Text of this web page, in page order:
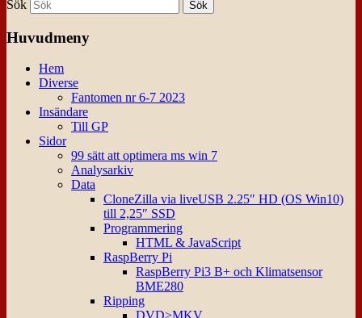
Sök
Huvudmeny
Hem
Diverse
Fantomen nr 6-7 2023
Insändare
Till GP
Sidor
99 sätt att optimera ms win 7
Analysarkiv
Data
CloneZilla via liveUSB 2.25″ HD (OS Win10)
till 2,25″ SSD
Programmering
HTML & JavaScript
RaspBerry Pi
RaspBerry Pi3 B+ och Klimatsensor
BME280
Ripping